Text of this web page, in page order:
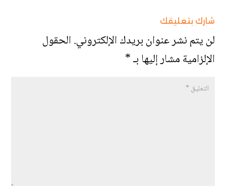
شارك بتعليقك
لن يتم نشر عنوان بريدك الإلكتروني.الحقول
الإلزامية مشار إليها بـ*